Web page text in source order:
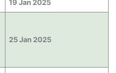
19 Jan 2025
25 Jan 2025